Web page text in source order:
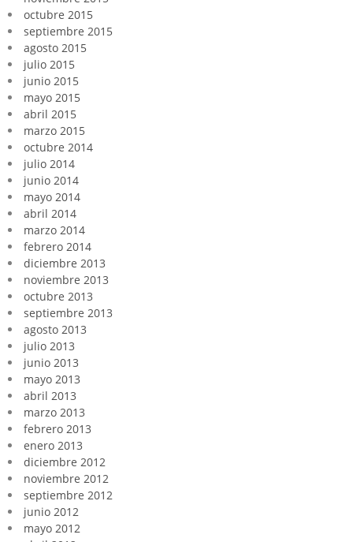
octubre 2015
septiembre 2015
agosto 2015
julio 2015
junio 2015
mayo 2015
abril 2015
marzo 2015
octubre 2014
julio 2014
junio 2014
mayo 2014
abril 2014
marzo 2014
febrero 2014
diciembre 2013
noviembre 2013
octubre 2013
septiembre 2013
agosto 2013
julio 2013
junio 2013
mayo 2013
abril 2013
marzo 2013
febrero 2013
enero 2013
diciembre 2012
noviembre 2012
septiembre 2012
junio 2012
mayo 2012